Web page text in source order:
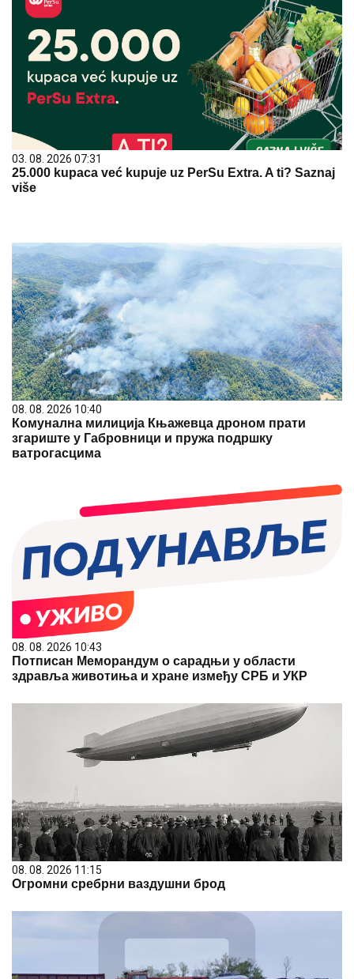
03. 08. 2026 07:31
25.000 kupaca već kupuje uz PerSu Extra. A ti? Saznaj
više
08. 08. 2026 10:40
Комунална милиција Књажевца дронoм прати
згариште у Габровници и пружа подршку
ватрогасцима
08. 08. 2026 10:43
Потписан Меморандум о сарадњи у области
здравља животиња и хране између СРБ и УКР
08. 08. 2026 11:15
Огромни сребрни ваздушни брод